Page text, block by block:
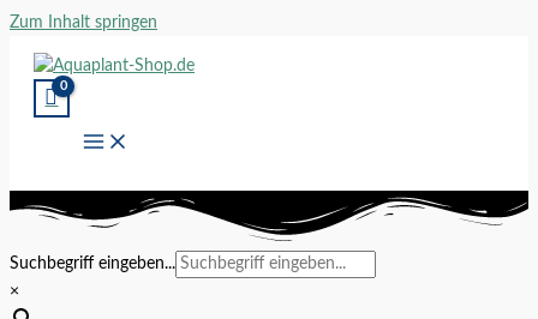
Zum Inhalt springen
Suchbegriff eingeben...
×